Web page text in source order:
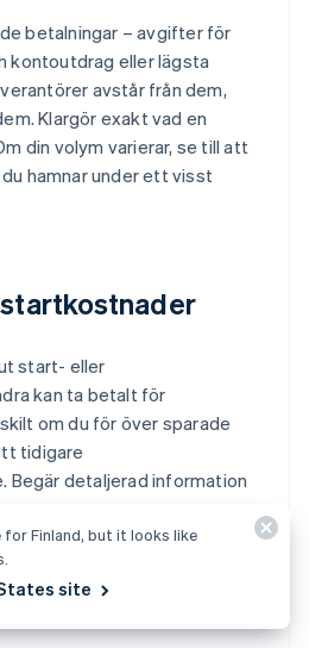
betalningar – avgifter för
kontoutdrag eller lägsta
avstår från dem,
Klargör exakt vad en
din volym varierar, se till att
hamnar under ett visst
start- eller
kan ta betalt för
om du för över sparade
tidigare
detaljerad information
och tvister
for Finland, but it looks like
site